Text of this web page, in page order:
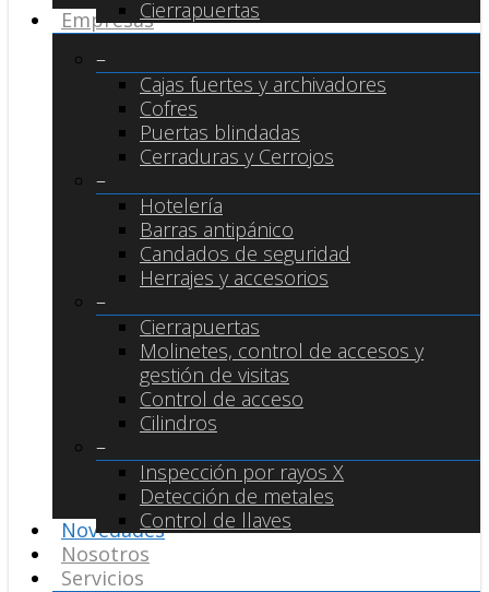
Cierrapuertas
Empresas
–
Cajas fuertes y archivadores
Cofres
Puertas blindadas
Cerraduras y Cerrojos
–
Hotelería
Barras antipánico
Candados de seguridad
Herrajes y accesorios
–
Cierrapuertas
Molinetes, control de accesos y
gestión de visitas
Control de acceso
Cilindros
–
Inspección por rayos X
Detección de metales
Control de llaves
Novedades
Nosotros
Servicios